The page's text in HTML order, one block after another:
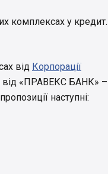
комплексах у кредит.
від Корпорації
від «ПРАВЕКС БАНК» –
наступні: